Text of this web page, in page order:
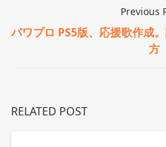
Previous
パワプロ PS5版、応援歌作成
方
RELATED POST